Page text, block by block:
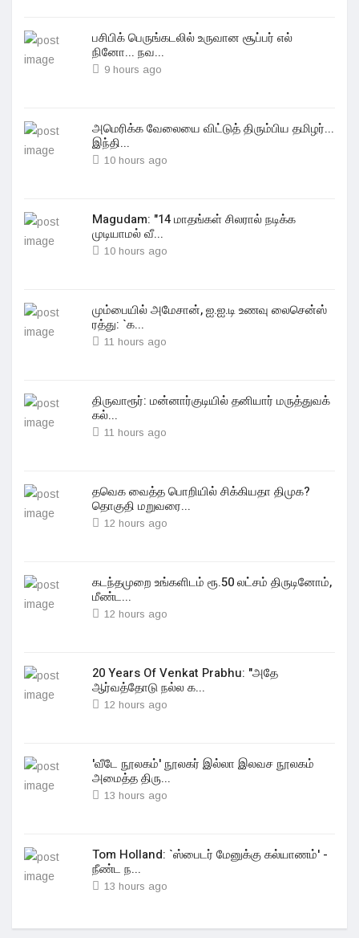
பசிபிக் பெருங்கடலில் உருவான சூப்பர் எல்
நினோ... நவ...
9 hours ago
அமெரிக்க வேலையை விட்டுத் திரும்பிய தமிழர்...
இந்தி...
10 hours ago
Magudam: "14 மாதங்கள் சிலரால் நடிக்க
முடியாமல் வீ...
10 hours ago
மும்பையில் அமேசான், ஐ.ஐ.டி உணவு லைசென்ஸ்
ரத்து: `க...
11 hours ago
திருவாரூர்: மன்னார்குடியில் தனியார் மருத்துவக்
கல்...
11 hours ago
தவெக வைத்த பொறியில் சிக்கியதா திமுக?
தொகுதி மறுவரை...
12 hours ago
கடந்தமுறை உங்களிடம் ரூ.50 லட்சம் திருடினோம்,
மீண்ட...
12 hours ago
20 Years Of Venkat Prabhu: "அதே
ஆர்வத்தோடு நல்ல க...
12 hours ago
'வீடே நூலகம்' நூலகர் இல்லா இலவச நூலகம்
அமைத்த திரு...
13 hours ago
Tom Holland: `ஸ்பைடர் மேனுக்கு கல்யாணம்' -
நீண்ட ந...
13 hours ago